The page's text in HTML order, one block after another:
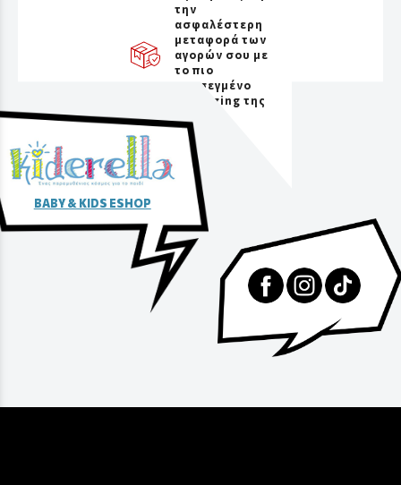
την
ασφαλέστερη
μεταφορά των
αγορών σου με
το πιο
προσεγμένο
packaging της
BABY & KIDS ESHOP